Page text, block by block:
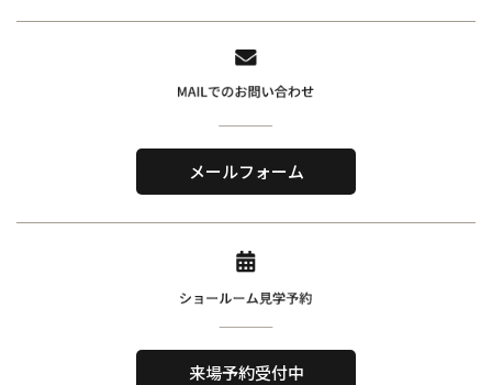
株式会社ブリーズ・カンパニー
〒619-0201
京都府木津川市山城町綺田神ノ木5-3
About Us
私たちについて
メールフォーム
来場予約受付中